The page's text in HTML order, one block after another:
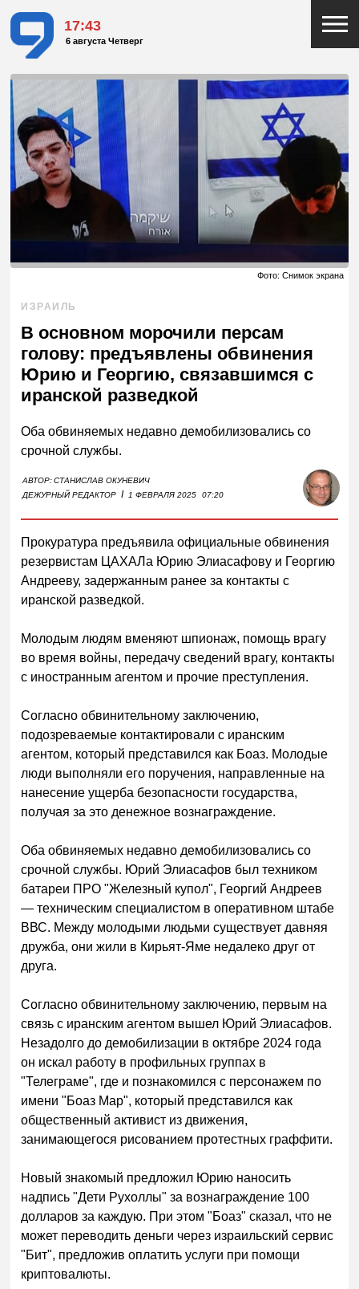
17:43
6 августа Четверг
Фото: Снимок экрана
ИЗРАИЛЬ
В основном морочили персам
голову: предъявлены обвинения
Юрию и Георгию, связавшимся с
иранской разведкой
Оба обвиняемых недавно демобилизовались со
срочной службы.
АВТОР:СТАНИСЛАВ ОКУНЕВИЧ
ДЕЖУРНЫЙ РЕДАКТОР I 1 ФЕВРАЛЯ 2025 07:20
Прокуратура предъявила официальные обвинения
резервистам ЦАХАЛа Юрию Элиасафову и Георгию
Андрееву, задержанным ранее за контакты с
иранской разведкой.
Молодым людям вменяют шпионаж, помощь врагу
во время войны, передачу сведений врагу, контакты
с иностранным агентом и прочие преступления.
Согласно обвинительному заключению,
подозреваемые контактировали с иранским
агентом, который представился как Боаз. Молодые
люди выполняли его поручения, направленные на
нанесение ущерба безопасности государства,
получая за это денежное вознаграждение.
Оба обвиняемых недавно демобилизовались со
срочной службы. Юрий Элиасафов был техником
батареи ПРО "Железный купол", Георгий Андреев
— техническим специалистом в оперативном штабе
ВВС. Между молодыми людьми существует давняя
дружба, они жили в Кирьят-Яме недалеко друг от
друга.
Согласно обвинительному заключению, первым на
связь с иранским агентом вышел Юрий Элиасафов.
Незадолго до демобилизации в октябре 2024 года
он искал работу в профильных группах в
"Телеграме", где и познакомился с персонажем по
имени "Боаз Мар", который представился как
общественный активист из движения,
занимающегося рисованием протестных граффити.
Новый знакомый предложил Юрию наносить
надпись "Дети Рухоллы" за вознаграждение 100
долларов за каждую. При этом "Боаз" сказал, что не
может переводить деньги через израильский сервис
"Бит", предложив оплатить услуги при помощи
криптовалюты.